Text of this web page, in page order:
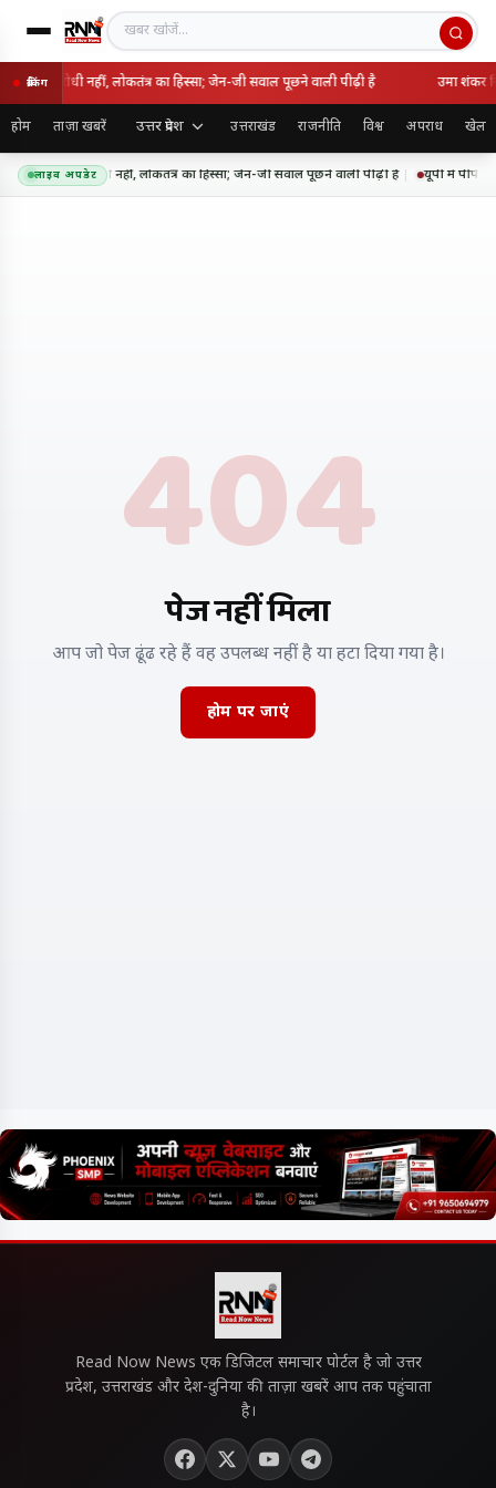
खबर खोजें
ब्रेकिंग
राष्ट्रविरोधी नहीं, लोकतंत्र का हिस्सा; जेन-जी सवाल पूछने वाली पीढ़ी है उमा शंकर
होम ताज़ा खबरें उत्तर प्रदेश उत्तराखंड राजनीति विश्व अपराध खेल
लाइव अपडेट
आंदोलन राष्ट्रविरोधी नहीं, लोकतंत्र का हिस्सा; जेन-जी सवाल पूछने वाली पीढ़ी है यूपी में
404
पेज नहीं मिला
आप जो पेज ढूंढ रहे हैं वह उपलब्ध नहीं है या हटा दिया गया है।
होम पर जाएं
Read Now News एक डिजिटल समाचार पोर्टल है जो उत्तर
प्रदेश, उत्तराखंड और देश-दुनिया की ताज़ा खबरें आप तक पहुंचाता
है।